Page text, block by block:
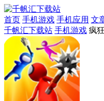
首页 手机游戏 手机应用 文
千帆汇下载站 手机游戏 疯